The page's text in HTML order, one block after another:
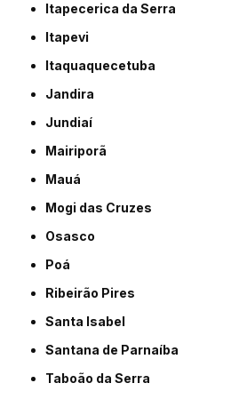
Itapecerica da Serra
Itapevi
Itaquaquecetuba
Jandira
Jundiaí
Mairiporã
Mauá
Mogi das Cruzes
Osasco
Poá
Ribeirão Pires
Santa Isabel
Santana de Parnaíba
Taboão da Serra